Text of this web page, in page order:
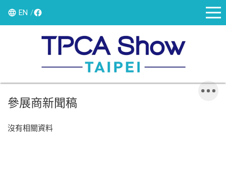
EN
參展商新聞稿
沒有相關資料